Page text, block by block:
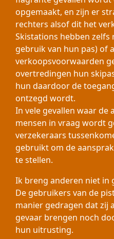
opgemaakt, en zijn er
rechters alsof dit het
Skistations hebben
gebruik van hun pas) of
verkoopsvoorwaarden
overtredingen hun
hun daardoor de
ontzegd wordt.
In vele gevallen waar de
mensen in vraag wordt
verzekeraars
gebruikt om de
te stellen.
Ik breng anderen niet in
De gebruikers van de
manier gedragen dat zij
gevaar brengen noch
hun uitrusting.